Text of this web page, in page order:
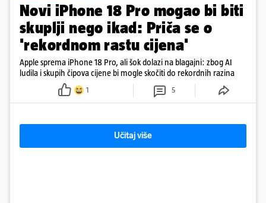
Novi iPhone 18 Pro mogao bi biti
skuplji nego ikad: Priča se o
'rekordnom rastu cijena'
Apple sprema iPhone 18 Pro, ali šok dolazi na blagajni: zbog AI
ludila i skupih čipova cijene bi mogle skočiti do rekordnih razina
1 5
Učitaj više